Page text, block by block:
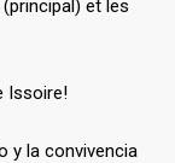
et les
Issoire!
y la convivencia